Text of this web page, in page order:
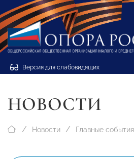
Версия для слабовидящих
НОВОСТИ
Новости Главные события